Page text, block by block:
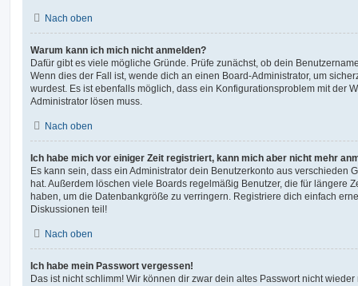
Nach oben
Warum kann ich mich nicht anmelden?
Dafür gibt es viele mögliche Gründe. Prüfe zunächst, ob dein
Wenn dies der Fall ist, wende dich an einen Board-Administrator, um
wurdest. Es ist ebenfalls möglich, dass ein Konfigurationsproblem mit der
Administrator lösen muss.
Nach oben
Ich habe mich vor einiger Zeit registriert, kann mich aber nicht mehr
Es kann sein, dass ein Administrator dein Benutzerkonto aus verschieden
hat. Außerdem löschen viele Boards regelmäßig Benutzer, die für längere
haben, um die Datenbankgröße zu verringern. Registriere dich einfach
Diskussionen teil!
Nach oben
Ich habe mein Passwort vergessen!
Das ist nicht schlimm! Wir können dir zwar dein altes Passwort nicht